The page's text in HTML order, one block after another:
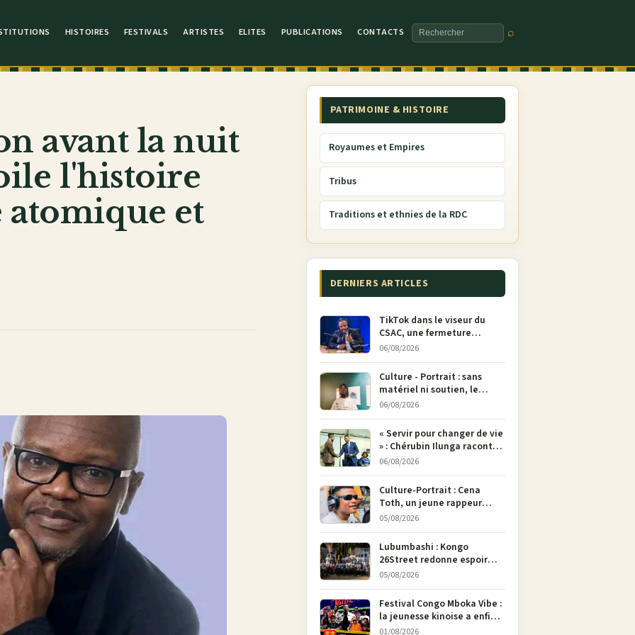
HISTOIRES FESTIVALS ARTISTES ELITES PUBLICATIONS CONTACTS
Rechercher
⌕
avant la nuit
l'histoire
atomique et
PATRIMOINE & HISTOIRE
Royaumes et Empires
Tribus
Traditions et ethnies de la RDC
DERNIERS ARTICLES
TikTok dans le viseur du
CSAC, une fermeture
envisagée pour contrer la
propagande du M23
06/08/2026
Culture - Portrait : sans
matériel ni soutien, le
dessinateur Justin
Mulengera refuse de poser
son crayon
06/08/2026
« Servir pour changer de vie
» : Chérubin Ilunga raconte
le parcours du député
Tshimbu en 137 pages
06/08/2026
Culture-Portrait : Cena
Toth, un jeune rappeur
déterminé à faire entendre
05/08/2026
Lubumbashi : Kongo
26Street redonne espoir
aux enfants de la rue par
05/08/2026
Festival Congo Mboka Vibe :
la jeunesse kinoise a enfin
sa plateforme de culture
01/08/2026